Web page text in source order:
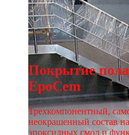
Покрытие пола
EpoCem
Трехкомпонентный,
неокрашенный состав
эпоксидных смол и